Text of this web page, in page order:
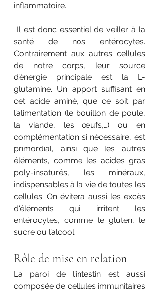
inflammatoire.
santé de nos entérocytes.
Contrairement aux autres cellules
de notre corps, leur source
d’énergie principale est la L-
glutamine. Un apport suffisant en
cet acide aminé, que ce soit par
l’alimentation (le bouillon de poule,
la viande, les œufs,…) ou en
complémentation si nécessaire, est
primordial, ainsi que les autres
éléments, comme les acides gras
poly-insaturés, les minéraux,
indispensables à la vie de toutes les
cellules. On évitera aussi les excès
d'éléments qui irritent les
entérocytes, comme le gluten, le
sucre ou l’alcool.
Rôle de mise en relation
La paroi de l’intestin est aussi
composée de cellules immunitaires